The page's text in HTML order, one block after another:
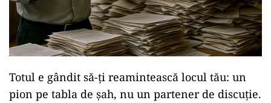
Totul e gândit să-ți reamintească locul tău: un
pion pe tabla de șah, nu un partener de discuție.